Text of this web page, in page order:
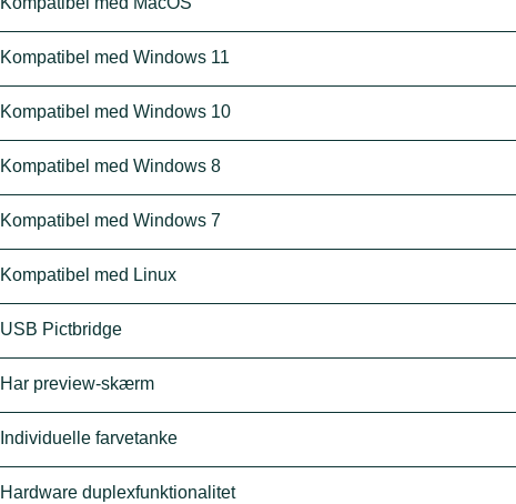
Kompatibel med Windows 11
Kompatibel med Windows 10
Kompatibel med Windows 8
Kompatibel med Windows 7
Kompatibel med Linux
USB Pictbridge
Har preview-skærm
Individuelle farvetanke
Hardware duplexfunktionalitet